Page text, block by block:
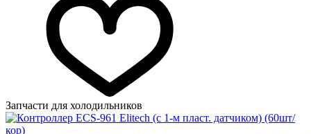
Запчасти для холодильников